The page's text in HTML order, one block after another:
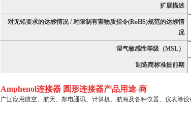
扩展描述
对无铅要求的达标情况 / 对限制有害物质指令(RoHS)规范的达标情
况
湿气敏感性等级（MSL）
制造商标准提前期
Amphenol连接器 圆形连接器产品用途-商
广泛应用航空、航天、邮电通讯、计算机、航海及各种仪器、仪表等设